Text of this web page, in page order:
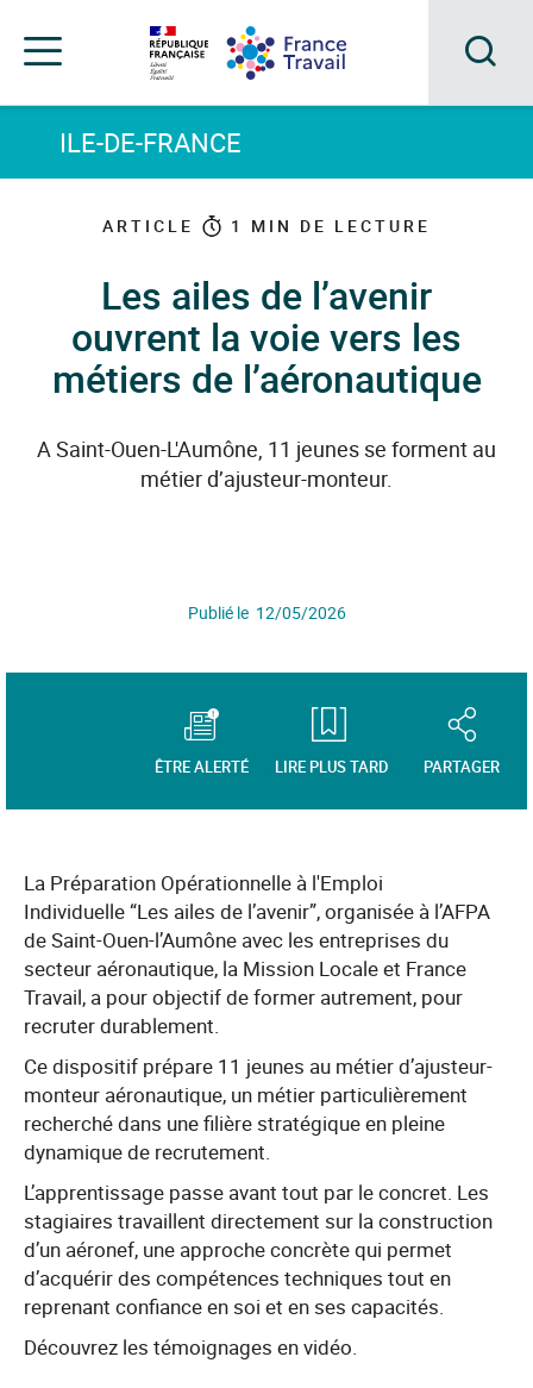
menu
contenu
pied
page
la
Menu
ILE-DE-FRANCE
ARTICLE 1 MIN DE LECTURE
Les ailes de l’avenir
ouvrent la voie vers les
métiers de l’aéronautique
A Saint-Ouen-L'Aumône, 11 jeunes se forment au
métier d’ajusteur-monteur.
Publié le 12/05/2026
ÊTRE ALERTÉ LIRE PLUS TARD PARTAGER
La Préparation Opérationnelle à l'Emploi
Individuelle “Les ailes de l’avenir”, organisée à l’AFPA
de Saint-Ouen-l’Aumône avec les entreprises du
secteur aéronautique, la Mission Locale et France
Travail, a pour objectif de former autrement, pour
recruter durablement.
Ce dispositif prépare 11 jeunes au métier d’ajusteur-
monteur aéronautique, un métier particulièrement
recherché dans une filière stratégique en pleine
dynamique de recrutement.
L’apprentissage passe avant tout par le concret. Les
stagiaires travaillent directement sur la construction
d’un aéronef, une approche concrète qui permet
d’acquérir des compétences techniques tout en
reprenant confiance en soi et en ses capacités.
Découvrez les témoignages en vidéo.